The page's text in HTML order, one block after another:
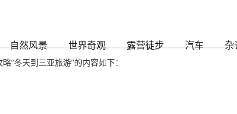
自然风景 世界奇观 露营徒步 汽车 杂
“冬天到三亚旅游”的内容如下：